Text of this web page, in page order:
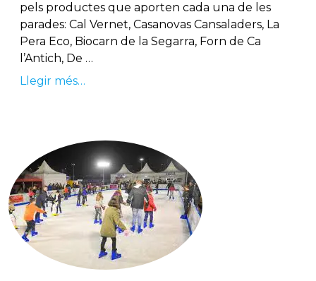
pels productes que aporten cada una de les
parades: Cal Vernet, Casanovas Cansaladers, La
Pera Eco, Biocarn de la Segarra, Forn de Ca
l’Antich, De …
Llegir més…